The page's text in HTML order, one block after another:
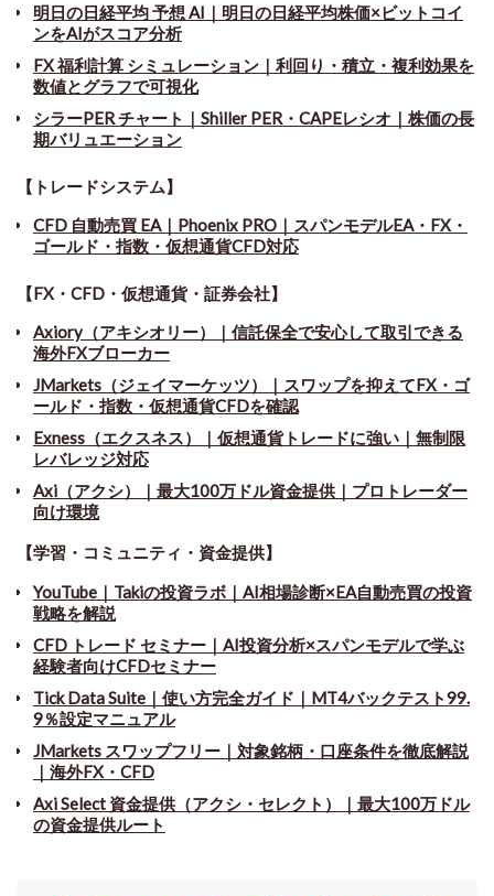
明日の日経平均 予想 AI｜明日の日経平均株価×ビットコイ
ンをAIがスコア分析
FX 福利計算 シミュレーション｜利回り・積立・複利効果を
数値とグラフで可視化
シラーPER チャート ｜ Shiller PER・CAPEレシオ｜株価の長
期バリュエーション
【トレードシステム】
CFD 自動売買 EA｜Phoenix PRO｜スパンモデルEA・FX・
ゴールド・指数・仮想通貨CFD対応
【FX・CFD・仮想通貨・証券会社】
Axiory（アキシオリー）｜信託保全で安心して取引できる
海外FXブローカー
JMarkets（ジェイマーケッツ）｜スワップを抑えてFX・ゴ
ールド・指数・仮想通貨CFDを確認
Exness（エクスネス）｜仮想通貨トレードに強い｜無制限
レバレッジ対応
Axi（アクシ）｜最大100万ドル資金提供｜プロトレーダー
向け環境
【学習・コミュニティ・資金提供】
YouTube｜Takiの投資ラボ｜AI相場診断×EA自動売買の投資
戦略を解説
CFD トレード セミナー ｜ AI投資分析×スパンモデルで学ぶ
経験者向けCFDセミナー
Tick Data Suite ｜ 使い方完全ガイド｜MT4バックテスト99.
9％設定マニュアル
JMarkets スワップフリー ｜ 対象銘柄・口座条件を徹底解説
｜海外FX・CFD
Axi Select 資金提供（アクシ・セレクト）｜最大100万ドル
の資金提供ルート